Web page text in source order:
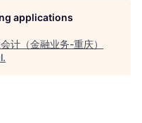
applications
计（金融业务-重庆）
.